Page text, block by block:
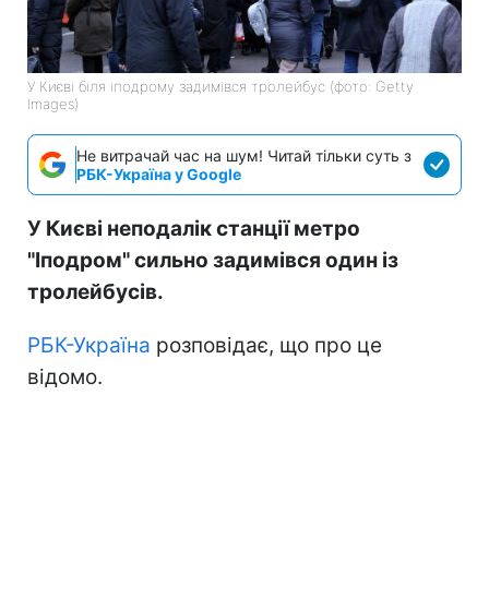
У Києві біля іподрому задимівся тролейбус (фото: Getty
Images)
Не витрачай час на шум! Читай тільки суть з
РБК-Україна у Google
У Києві неподалік станції метро
"Іподром" сильно задимівся один із
тролейбусів.
РБК-Україна розповідає, що про це
відомо.